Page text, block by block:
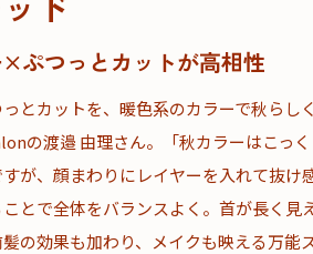
ぷつっとカットが高相性
とカットを、暖色系のカラーで秋らし
の渡邉 由理さん。「秋カラーはこっ
が、顔まわりにレイヤーを入れて抜け
とで全体をバランスよく。首が長く見
の効果も加わり、メイクも映える万能